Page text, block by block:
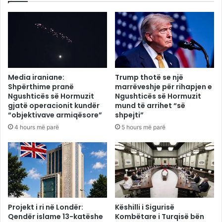
Media iraniane:
Shpërthime pranë
Ngushticës së Hormuzit
gjatë operacionit kundër
“objektivave armiqësore”
4 hours më parë
Trump thotë se një
marrëveshje për rihapjen e
Ngushticës së Hormuzit
mund të arrihet “së
shpejti”
5 hours më parë
Projekt i ri në Londër:
Qendër islame 13-katëshe
Këshilli i Sigurisë
Kombëtare i Turqisë bën